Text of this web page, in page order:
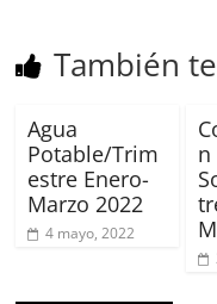
También
Agua
Potable/Trim
estre Enero-
Marzo 2022
4 mayo, 2022
n